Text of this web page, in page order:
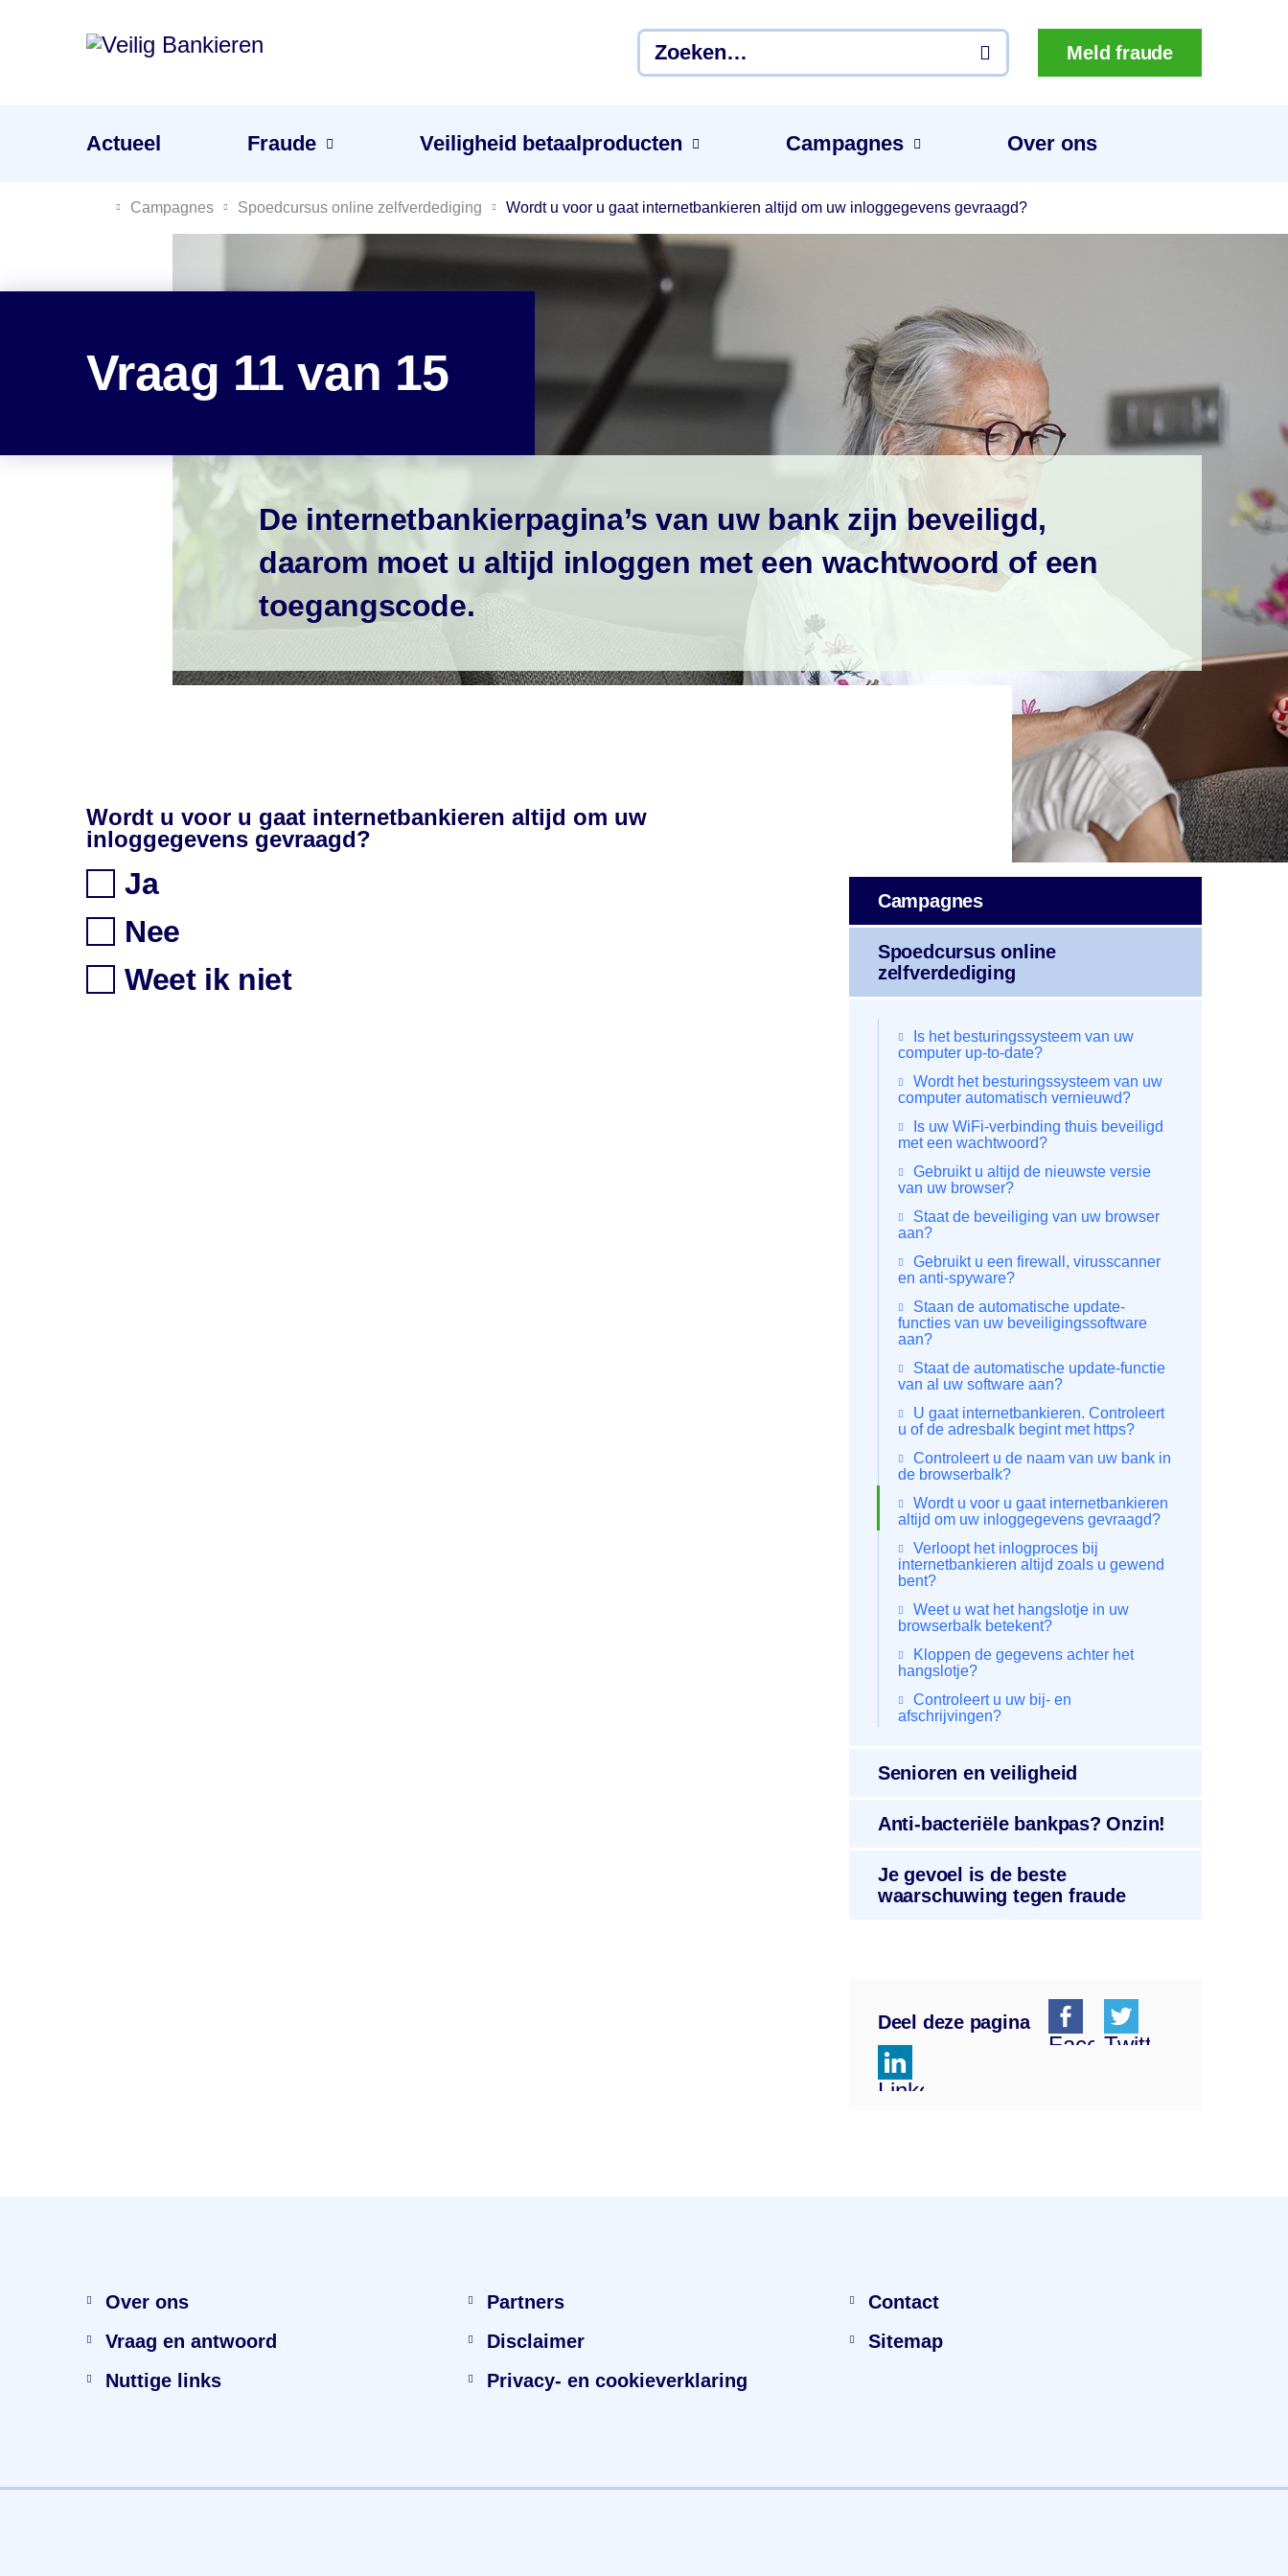
Veilig
Bankieren
Meld fraude
Actueel Fraude Veiligheid betaal­producten Campagnes Over ons
Campagnes Spoedcursus online zelfverdediging Wordt u voor u gaat internetbankieren altijd om uw inloggegevens gevraagd?
Vraag 11 van 15
De internetbankierpagina’s van uw bank zijn beveiligd,
daarom moet u altijd inloggen met een wachtwoord of een
toegangscode.
Wordt u voor u gaat internetbankieren altijd om uw
inloggegevens gevraagd?
Ja
Nee
Weet ik niet
Campagnes
Spoedcursus online
zelfverdediging
Is het besturingssysteem van uw
computer up-to-date?
Wordt het besturingssysteem van uw
computer automatisch vernieuwd?
Is uw WiFi-verbinding thuis beveiligd
met een wachtwoord?
Gebruikt u altijd de nieuwste versie
van uw browser?
Staat de beveiliging van uw browser
aan?
Gebruikt u een firewall, virusscanner
en anti-spyware?
Staan de automatische update-
functies van uw beveiligingssoftware
aan?
Staat de automatische update-functie
van al uw software aan?
U gaat internetbankieren. Controleert
u of de adresbalk begint met https?
Controleert u de naam van uw bank in
de browserbalk?
Wordt u voor u gaat internetbankieren
altijd om uw inloggegevens gevraagd?
Verloopt het inlogproces bij
internetbankieren altijd zoals u gewend
bent?
Weet u wat het hangslotje in uw
browserbalk betekent?
Kloppen de gegevens achter het
hangslotje?
Controleert u uw bij- en
afschrijvingen?
Senioren en veiligheid
Anti-bacteriële bankpas? Onzin!
Je gevoel is de beste
waarschuwing tegen fraude
Deel deze pagina
Facebook
Twitter
Linkedin
Over ons
Vraag en antwoord
Nuttige links
Partners
Disclaimer
Privacy- en cookieverklaring
Contact
Sitemap